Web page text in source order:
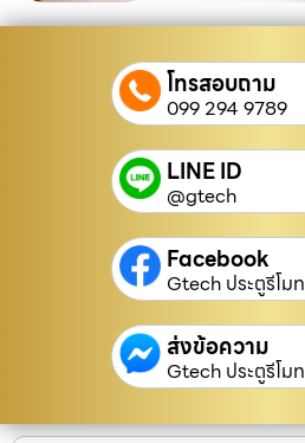
โทรสอบถาม
099 294 9789
LINE ID
@gtech
Facebook
Gtech ประตูรีโมท
ส่งข้อความ
Gtech ประตูรีโมท